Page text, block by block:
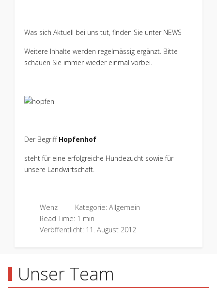
Was sich Aktuell bei uns tut, finden Sie unter NEWS
Weitere Inhalte werden regelmässig ergänzt. Bitte
schauen Sie immer wieder einmal vorbei.
Der Begriff Hopfenhof
steht für eine erfolgreiche Hundezucht sowie für
unsere Landwirtschaft.
Wenz Kategorie: Allgemein
Read Time: 1 min
Veröffentlicht: 11. August 2012
Unser Team